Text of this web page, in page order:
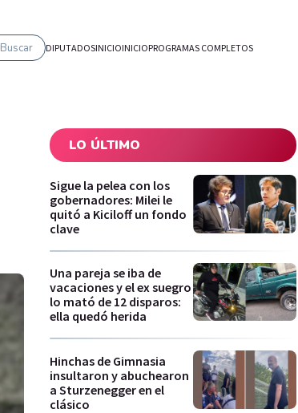
Buscar DIPUTADOSINICIOINICIOPROGRAMAS COMPLETOS
LO ÚLTIMO
Sigue la pelea con los
gobernadores: Milei le
quitó a Kiciloff un fondo
clave
Una pareja se iba de
vacaciones y el ex suegro
lo mató de 12 disparos:
ella quedó herida
Hinchas de Gimnasia
insultaron y abuchearon
a Sturzenegger en el
clásico